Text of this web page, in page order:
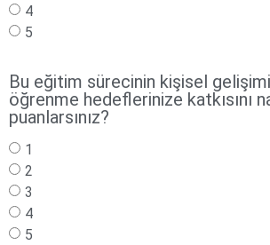
4
5
Bu eğitim sürecinin kişisel
öğrenme hedeflerinize katkısını
puanlarsınız?
1
2
3
4
5